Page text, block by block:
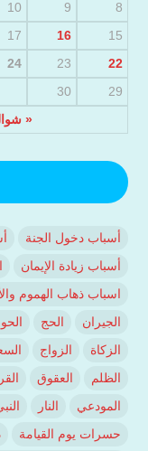
«
8
9
10
15
16
17
22
23
24
29
30
أسباب دخول الجنة
أسباب زيادة الإيمان
اسباب ذهاب الهموم
الجيران
الحج
الزكاة
الزواج
الظلم
العقوق
المودعي
النار
حسرات يوم القيامة